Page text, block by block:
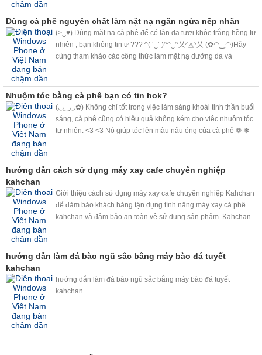
Dùng cà phê nguyên chất làm nặt nạ ngăn ngừa nếp nhăn
(>‿♥) Dùng mặt nạ cà phê để có làn da tươi khỏe trắng hồng tự
nhiên , bạn không tin ư ??? ^( ‘‿’ )^^‿^乂◜◬◝乂 (✿◠‿◠)Hãy
cùng tham khảo các công thức làm mặt nạ dưỡng da và
mang lại. <3<3
Nhuộm tóc bằng cà phê bạn có tin hok?
(◡‿◡✿) Không chỉ tốt trong việc làm sảng khoái tinh thần buổi
sáng, cà phê cũng có hiệu quả không kém cho việc nhuộm tóc
tự nhiên. <3 <3 Nó giúp tóc lên màu nâu óng của cà phê ❁ ❃
hướng dẫn cách sử dụng máy xay cafe chuyên nghiệp
kahchan
Giới thiệu cách sử dụng máy xay cafe chuyên nghiệp Kahchan
để đảm bảo khách hàng tận dụng tính năng máy xay cà phê
kahchan và đảm bảo an toàn về sử dụng sản phẩm. Kahchan
hướng dẫn làm đá bào ngũ sắc bằng máy bào đá tuyết
kahchan
hướng dẫn làm đá bào ngũ sắc bằng máy bào đá tuyết
kahchan